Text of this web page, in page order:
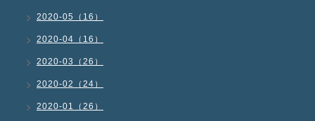
2020-05（16）
2020-04（16）
2020-03（26）
2020-02（24）
2020-01（26）